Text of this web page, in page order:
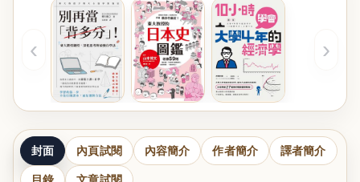
‹ ›
封面 內頁試閱 內容簡介 作者簡介 譯者簡介
目錄 文章試閱